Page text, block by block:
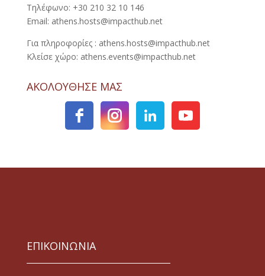
Τηλέφωνο: +30 210 32 10 146
Email: athens.hosts@impacthub.net
Για πληροφορίες : athens.hosts@impacthub.net
Κλείσε χώρο: athens.events@impacthub.net
ΑΚΟΛΟΥΘΗΣΕ ΜΑΣ
ΕΠΙΚΟΙΝΩΝΙΑ